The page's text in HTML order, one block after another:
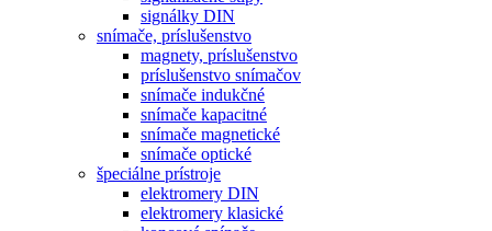
signálky DIN
snímače, príslušenstvo
magnety, príslušenstvo
príslušenstvo snímačov
snímače indukčné
snímače kapacitné
snímače magnetické
snímače optické
špeciálne prístroje
elektromery DIN
elektromery klasické